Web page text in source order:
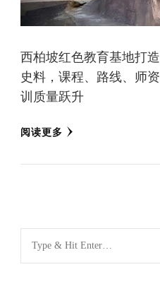
西柏坡红色教育基地打
史料，课程、路线、师
训质量跃升
阅读更多
什